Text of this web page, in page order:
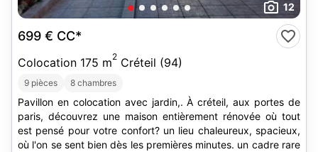
12
699 € CC*
Colocation 175 m2 Créteil (94)
9 pièces 8 chambres
Pavillon en colocation avec jardin,. À créteil, aux portes de
paris, découvrez une maison entièrement rénovée où tout
est pensé pour votre confort? un lieu chaleureux, spacieux,
où l'on se sent bien dès les premières minutes. un cadre rare